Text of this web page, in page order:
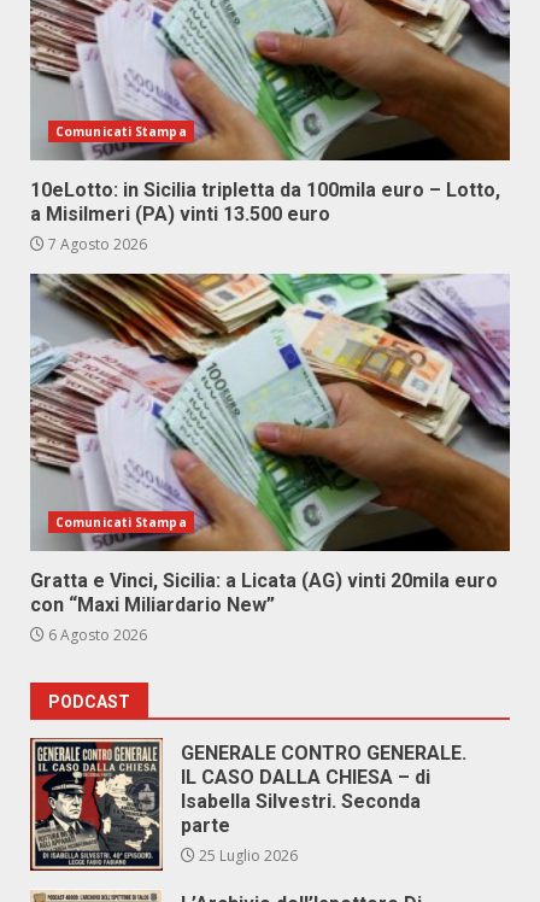
Comunicati Stampa
10eLotto: in Sicilia tripletta da 100mila euro – Lotto,
a Misilmeri (PA) vinti 13.500 euro
7 Agosto 2026
Comunicati Stampa
Gratta e Vinci, Sicilia: a Licata (AG) vinti 20mila euro
con “Maxi Miliardario New”
6 Agosto 2026
PODCAST
GENERALE CONTRO GENERALE.
IL CASO DALLA CHIESA – di
Isabella Silvestri. Seconda
parte
25 Luglio 2026